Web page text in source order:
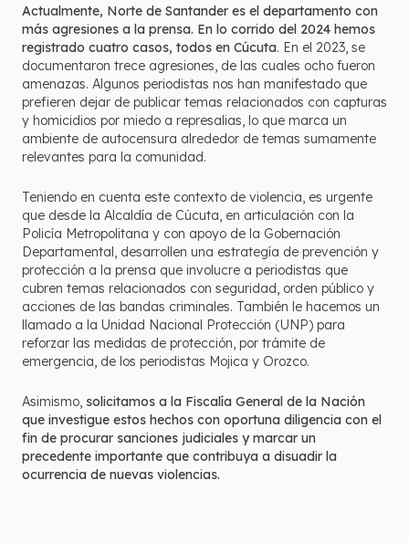
Actualmente, Norte de Santander es el departamento con
más agresiones a la prensa. En lo corrido del 2024 hemos
registrado cuatro casos, todos en Cúcuta. En el 2023, se
documentaron trece agresiones, de las cuales ocho fueron
amenazas. Algunos periodistas nos han manifestado que
prefieren dejar de publicar temas relacionados con capturas
y homicidios por miedo a represalias, lo que marca un
ambiente de autocensura alrededor de temas sumamente
relevantes para la comunidad.
Teniendo en cuenta este contexto de violencia, es urgente
que desde la Alcaldía de Cúcuta, en articulación con la
Policía Metropolitana y con apoyo de la Gobernación
Departamental, desarrollen una estrategía de prevención y
protección a la prensa que involucre a periodistas que
cubren temas relacionados con seguridad, orden público y
acciones de las bandas criminales. También le hacemos un
llamado a la Unidad Nacional Protección (UNP) para
reforzar las medidas de protección, por trámite de
emergencia, de los periodistas Mojica y Orozco.
Asimismo, solicitamos a la Fiscalía General de la Nación
que investigue estos hechos con oportuna diligencia con el
fin de procurar sanciones judiciales y marcar un
precedente importante que contribuya a disuadir la
ocurrencia de nuevas violencias.